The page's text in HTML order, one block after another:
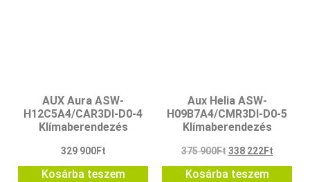
AUX Aura ASW-
H12C5A4/CAR3DI-D0-4
Klímaberendezés
329 900Ft
Kosárba teszem
Aux Helia ASW-
H09B7A4/CMR3DI-D0-5
Klímaberendezés
375 900Ft 338 222Ft
Kosárba teszem